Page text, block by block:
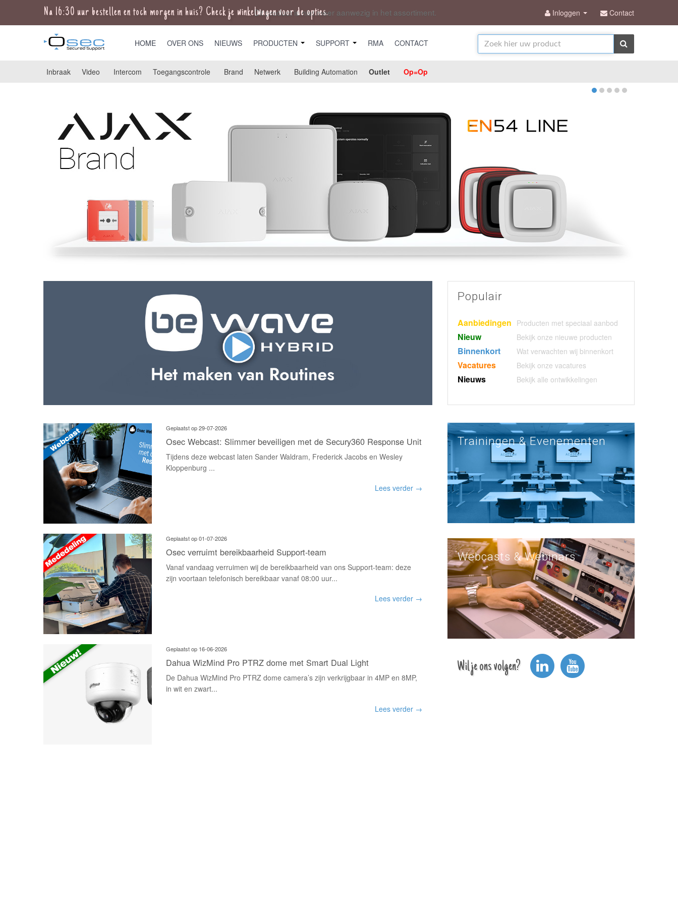
Na 16:30 uur bestellen en toch morgen in huis? Check je winkelwagen voor de opties. Inloggen Contact
HOME OVER ONS NIEUWS PRODUCTEN SUPPORT RMA CONTACT
Inbraak Video Intercom Toegangscontrole Brand Netwerk Building Automation Outlet Op=Op
Geplaatst op 29-07-2026
Osec Webcast: Slimmer beveiligen met de Secury360 Response Unit
Tijdens deze webcast laten Sander Waldram, Frederick Jacobs en Wesley
Kloppenburg ...
Lees verder →
Geplaatst op 01-07-2026
Osec verruimt bereikbaarheid Support-team
Vanaf vandaag verruimen wij de bereikbaarheid van ons Support-team: deze
zijn voortaan telefonisch bereikbaar vanaf 08:00 uur...
Lees verder →
Geplaatst op 16-06-2026
Dahua WizMind Pro PTRZ dome met Smart Dual Light
De Dahua WizMind Pro PTRZ dome camera’s zijn verkrijgbaar in 4MP en 8MP,
in wit en zwart...
Lees verder →
Populair
Aanbiedingen Producten met speciaal aanbod
Nieuw Bekijk onze nieuwe producten
Binnenkort Wat verwachten wij binnenkort
Vacatures Bekijk onze vacatures
Nieuws Bekijk alle ontwikkelingen
Trainingen & Evenementen
Webcasts & Webinars
Wil je ons volgen?